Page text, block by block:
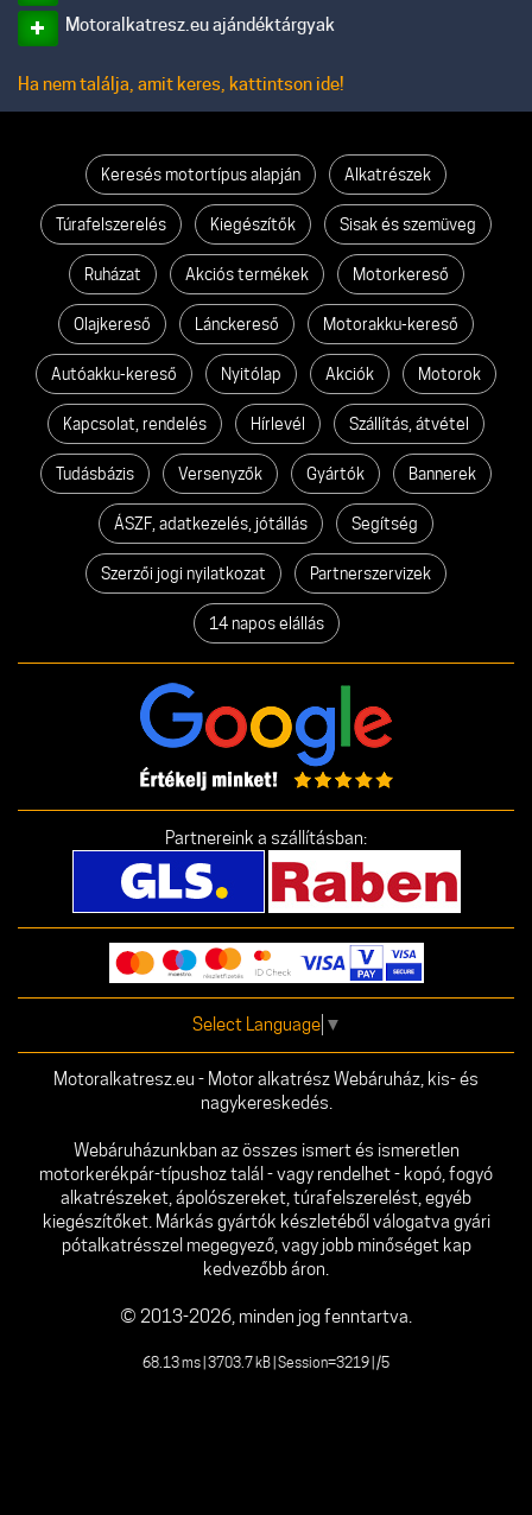
Motoralkatresz.eu ajándéktárgyak
Ha nem találja, amit keres, kattintson ide!
Keresés motortípus alapján Alkatrészek
Túrafelszerelés Kiegészítők Sisak és szemüveg
Ruházat Akciós termékek Motorkereső
Olajkereső Lánckereső Motorakku-kereső
Autóakku-kereső Nyitólap Akciók Motorok
Kapcsolat, rendelés Hírlevél Szállítás, átvétel
Tudásbázis Versenyzők Gyártók Bannerek
ÁSZF, adatkezelés, jótállás Segítség
Szerzői jogi nyilatkozat Partnerszervizek
14 napos elállás
Partnereink a szállításban:
Select Language ▼
Motoralkatresz.eu - Motor alkatrész Webáruház, kis- és
nagykereskedés.
Webáruházunkban az összes ismert és ismeretlen
motorkerékpár-típushoz talál - vagy rendelhet - kopó, fogyó
alkatrészeket, ápolószereket, túrafelszerelést, egyéb
kiegészítőket. Márkás gyártók készletéből válogatva gyári
pótalkatrésszel megegyező, vagy jobb minőséget kap
kedvezőbb áron.
© 2013-2026, minden jog fenntartva.
68.13 ms | 3703.7 kB | Session=3219 | /5